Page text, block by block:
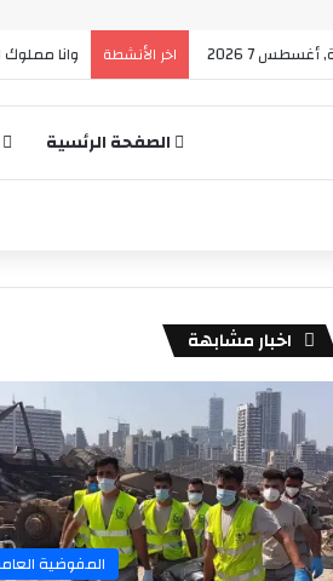
7 2026 اخر الأنشطة وانا
الصفحة الرئسية
اخبار مشابهة
المفوضية